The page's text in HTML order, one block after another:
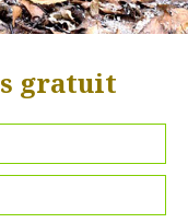
gratuit